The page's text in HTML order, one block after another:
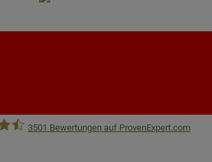
3501 Bewertungen auf ProvenExpert.com